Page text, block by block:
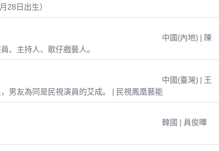
28日出生）
中國(內地) | 陳
、主持人、歌仔戲藝人。
中國(臺灣) | 王
男友為同是民視演員的艾成。 | 民視鳳凰藝能
韓國 | 具俊曄